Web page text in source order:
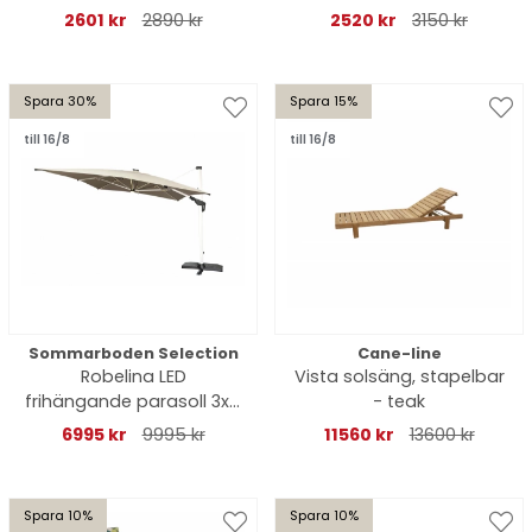
2601 kr
2890 kr
2520 kr
3150 kr
Spara 30%
till 16/8
Sommarboden Selection
Robelina LED
frihängande parasoll 3x4
m - silver/beige
6995 kr 9995 kr
Spara 15%
till 16/8
Cane-line
Vista solsäng, stapelbar
- teak
11560 kr
13600 kr
Spara 10% Spara 10%